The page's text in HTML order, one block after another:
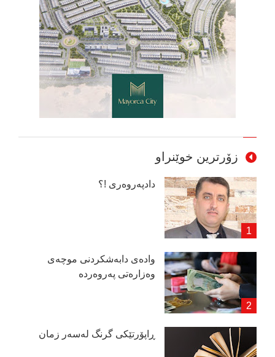
زۆرترین خوێنراو
دادپەروەری !؟
وادەی دابەشكردنی موچەی
وەزارەتی پەروەردە
ڕاپۆرتێكی گرنگ لەسەر زمان